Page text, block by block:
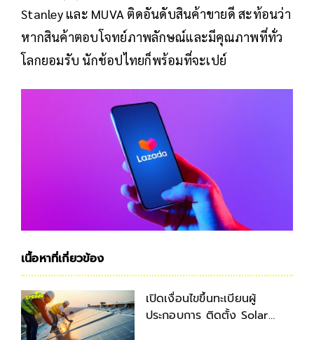
Stanley และ MUVA ติดอันดับสินค้าขายดี สะท้อนว่า
หากสินค้าตอบโจทย์ภาพลักษณ์และมีคุณภาพที่ทั่ว
โลกยอมรับ นักช้อปไทยก็พร้อมที่จะเปย์
เนื้อหาที่เกี่ยวข้อง
เปิดเงื่อนไขขึ้นทะเบียนผู้
ประกอบการ ติดตั้ง Solar